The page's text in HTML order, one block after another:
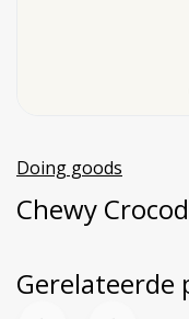
Doing goods
Chewy
Gerelateerde